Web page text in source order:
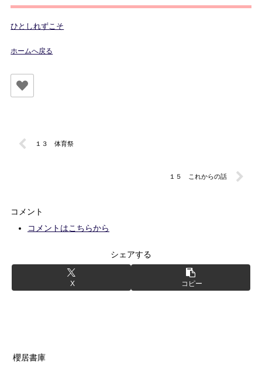
ひとしれずこそ
ホームへ戻る
１３ 体育祭
１５ これからの話
コメント
コメントはこちらから
シェアする
X コピー
櫻居書庫